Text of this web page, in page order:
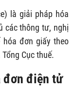
là giải pháp hóa
các thông tư, nghị
đơn giấy theo
Cục thuế.
đơn điện tử